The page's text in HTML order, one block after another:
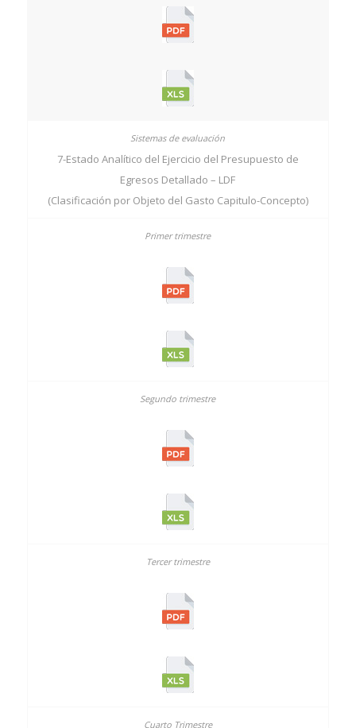
7-Estado Analítico del Ejercicio del Presupuesto de
Egresos Detallado – LDF
(Clasificación por Objeto del Gasto Capitulo-Concepto)